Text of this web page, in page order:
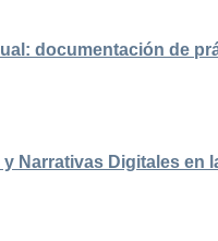
documentación de
Narrativas Digitales en